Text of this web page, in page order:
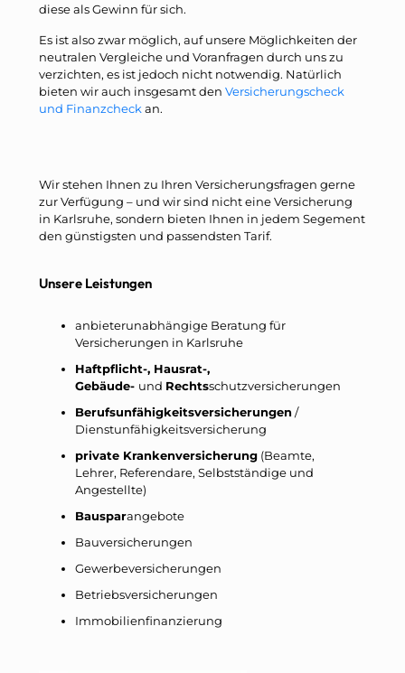
diese als Gewinn für sich.
Es ist also zwar möglich, auf unsere Möglichkeiten der
neutralen Vergleiche und Voranfragen durch uns zu
verzichten, es ist jedoch nicht notwendig. Natürlich
bieten wir auch insgesamt den Versicherungscheck
und Finanzcheck an.
Wir stehen Ihnen zu Ihren Versicherungsfragen gerne
zur Verfügung – und wir sind nicht eine Versicherung
in Karlsruhe, sondern bieten Ihnen in jedem Segement
den günstigsten und passendsten Tarif.
Unsere Leistungen
anbieterunabhängige Beratung für
Versicherungen in Karlsruhe
Haftpflicht-, Hausrat-,
Gebäude- und Rechtsschutzversicherungen
Berufsunfähigkeitsversicherungen/
Dienstunfähigkeitsversicherung
private Krankenversicherung (Beamte,
Lehrer, Referendare, Selbstständige und
Angestellte)
Bausparangebote
Bauversicherungen
Gewerbeversicherungen
Betriebsversicherungen
Immobilienfinanzierung